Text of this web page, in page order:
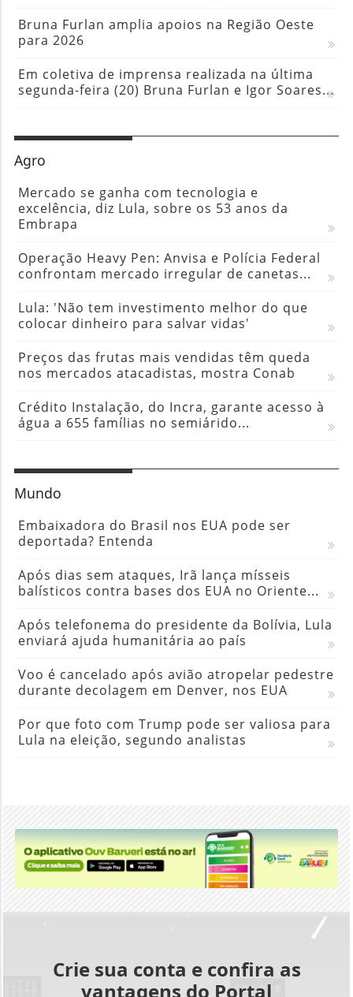
Bruna Furlan amplia apoios na Região Oeste
para 2026
Em coletiva de imprensa realizada na última
segunda-feira (20) Bruna Furlan e Igor Soares...
Agro
Mercado se ganha com tecnologia e
excelência, diz Lula, sobre os 53 anos da
Embrapa
Operação Heavy Pen: Anvisa e Polícia Federal
confrontam mercado irregular de canetas...
Lula: 'Não tem investimento melhor do que
colocar dinheiro para salvar vidas'
Preços das frutas mais vendidas têm queda
nos mercados atacadistas, mostra Conab
Crédito Instalação, do Incra, garante acesso à
água a 655 famílias no semiárido...
Mundo
Embaixadora do Brasil nos EUA pode ser
deportada? Entenda
Após dias sem ataques, Irã lança mísseis
balísticos contra bases dos EUA no Oriente...
Após telefonema do presidente da Bolívia, Lula
enviará ajuda humanitária ao país
Voo é cancelado após avião atropelar pedestre
durante decolagem em Denver, nos EUA
Por que foto com Trump pode ser valiosa para
Lula na eleição, segundo analistas
Crie sua conta e confira as
vantagens do Portal